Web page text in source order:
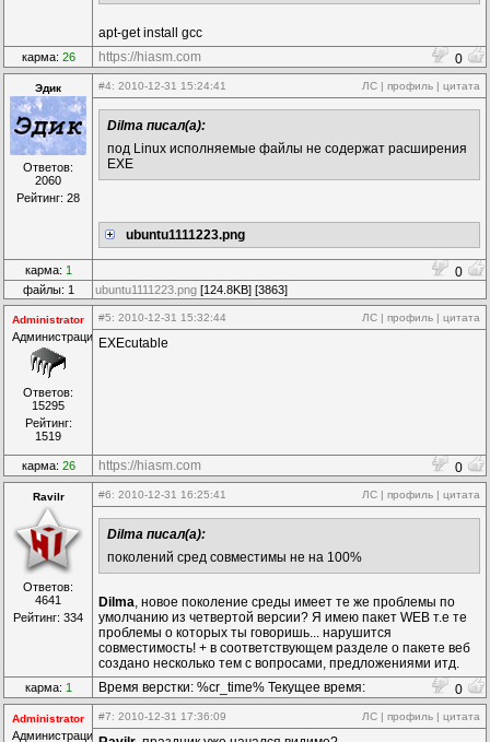
apt-get install gcc
карма: 26 https://hiasm.com 0
Эдик
Ответов:
2060
Рейтинг: 28
#4: 2010-12-31 15:24:41 ЛС | профиль | цитата
Dilma писал(а):
под Linux исполняемые файлы не содержат расширения
EXE
ubuntu1111223.png
карма: 1 0
файлы: 1 ubuntu1111223.png [124.8KB] [3863]
Administrator
Администрация
Ответов:
15295
Рейтинг:
1519
#5: 2010-12-31 15:32:44 ЛС | профиль | цитата
EXEcutable
карма: 26 https://hiasm.com 0
Ravilr
Ответов:
4641
Рейтинг: 334
#6: 2010-12-31 16:25:41 ЛС | профиль | цитата
Dilma писал(а):
поколений сред совместимы не на 100%
Dilma, новое поколение среды имеет те же проблемы по
умолчанию из четвертой версии? Я имею пакет WEB т.е те
проблемы о которых ты говоришь... нарушится
совместимость! + в соответствующем разделе о пакете веб
создано несколько тем с вопросами, предложениями итд.
карма: 1
Время верстки: %cr_time% Текущее время:
%time%
0
Administrator
Администрация
#7: 2010-12-31 17:36:09 ЛС | профиль | цитата